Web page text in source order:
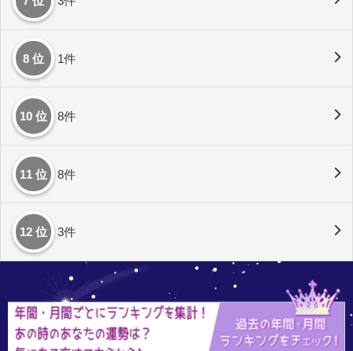
8 位 1件
10 位 8件
11 位 8件
12 位 3件